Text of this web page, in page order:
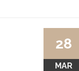
28
MAR